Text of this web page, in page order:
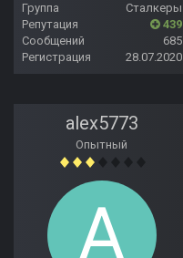
Группа
Сталкеры
Репутация
439
Сообщений
685
Регистрация
28.07.2020
alex5773
Опытный